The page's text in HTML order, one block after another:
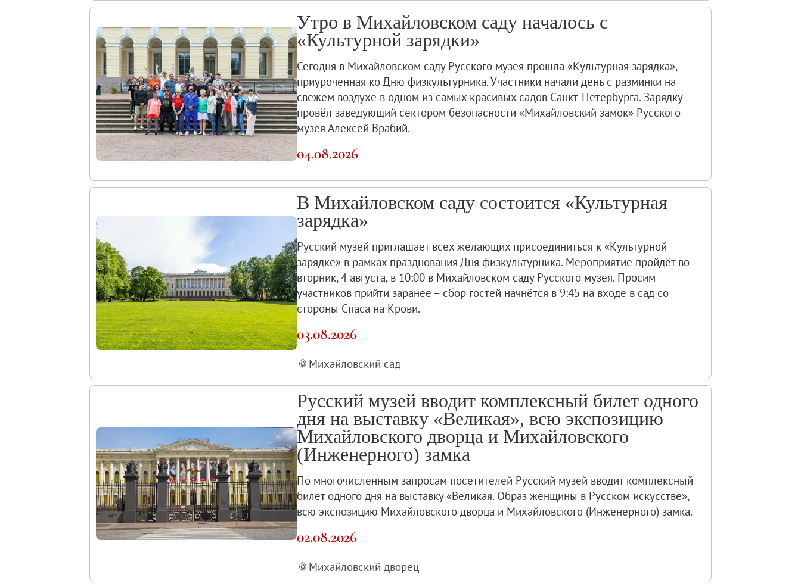
О билетах, льготах и услугах
Правила покупки и возврата билетов
Правила посещения музея
Высказать мнение / Сообщить о проблеме
Экскурсии
Лекции и абонементы
Лекторий
Лекции
Абонементы
Программы и мероприятия
Социально-культурные проекты
Генеральный директор
Дворцы и сады
Корпус Бенуа
Строгановский дворец
Домик Петра I
Летний дворец Петра I
Летний сад
Михайловский сад
Западный павильон Михайловского замка
Восточный павильон Михайловского замка
Утро в Михайловском саду началось с
«Культурной зарядки»
Сегодня в Михайловском саду Русского музея прошла «Культурная зарядка»,
приуроченная ко Дню физкультурника. Участники начали день с разминки на
свежем воздухе в одном из самых красивых садов Санкт-Петербурга. Зарядку
провёл заведующий сектором безопасности «Михайловский замок» Русского
музея Алексей Врабий.
04.08.2026
В Михайловском саду состоится «Культурная
зарядка»
Русский музей приглашает всех желающих присоединиться к «Культурной
зарядке» в рамках празднования Дня физкультурника. Мероприятие пройдёт во
вторник, 4 августа, в 10:00 в Михайловском саду Русского музея. Просим
участников прийти заранее – сбор гостей начнётся в 9:45 на входе в сад со
стороны Спаса на Крови.
03.08.2026
Михайловский сад
Русский музей вводит комплексный билет одного
дня на выставку «Великая», всю экспозицию
Михайловского дворца и Михайловского
(Инженерного) замка
По многочисленным запросам посетителей Русский музей вводит комплексный
билет одного дня на выставку «Великая. Образ женщины в Русском искусстве»,
всю экспозицию Михайловского дворца и Михайловского (Инженерного) замка.
02.08.2026
Михайловский дворец